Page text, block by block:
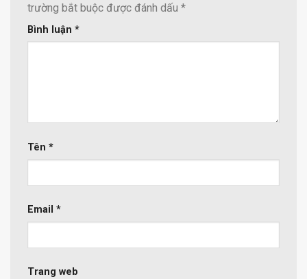
trường bắt buộc được đánh dấu *
Bình luận *
Tên *
Email *
Trang web